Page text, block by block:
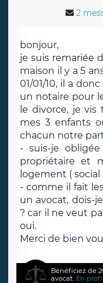
2
bonjour,
je suis remariée
maison il y a 5
01/01/10, il a
un notaire pour
le divorce, je vis
mes 3 enfants
chacun notre
- suis-je
propriétaire et
logement ( social
- comme il fait
un avocat, dois-
? car il ne veut
oui.
Merci de bien
Bénéficiez de
avocat. En